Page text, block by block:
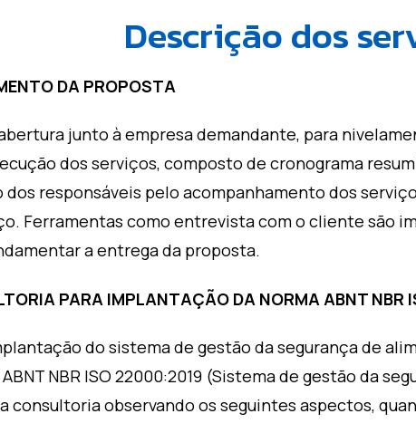
Descrição dos
DA PROPOSTA
junto à empresa demandante, para
dos serviços, composto de cronograma
responsáveis pelo acompanhamento dos
Ferramentas como entrevista com o cliente são
a entrega da proposta.
PARA IMPLANTAÇÃO DA NORMA ABNT
do sistema de gestão da segurança de
NBR ISO 22000:2019 (Sistema de gestão da
consultoria observando os seguintes aspectos,